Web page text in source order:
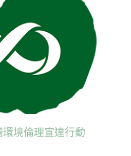
環境倫理宣達行動